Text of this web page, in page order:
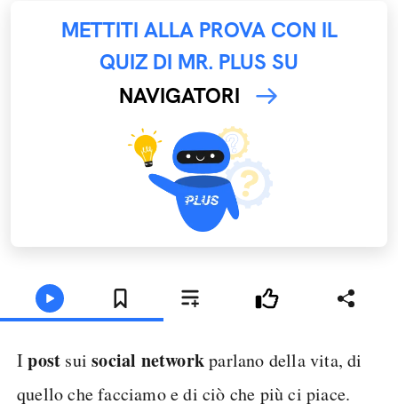
METTITI ALLA PROVA CON IL
QUIZ DI MR. PLUS SU
NAVIGATORI
Ipost suisocial networkparlano della vita, di
quello che facciamo e di ciò che più ci piace.